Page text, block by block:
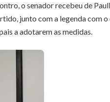
o senador recebeu de
junto com a legenda com
a adotarem as medidas.